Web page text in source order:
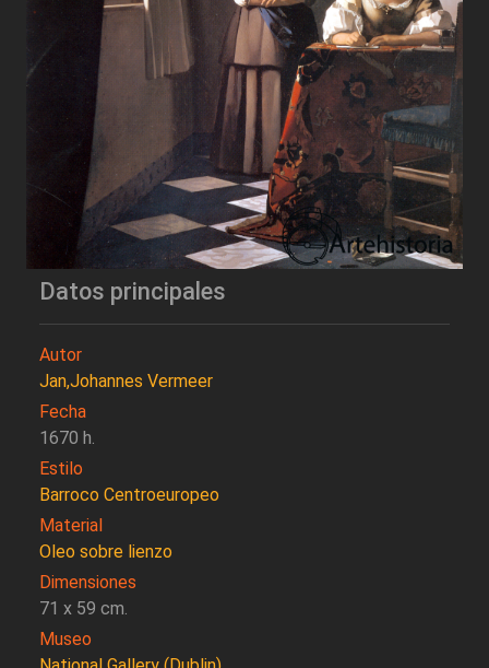
Datos principales
Autor
Jan,Johannes Vermeer
Fecha
1670 h.
Estilo
Barroco Centroeuropeo
Material
Oleo sobre lienzo
Dimensiones
71 x 59 cm.
Museo